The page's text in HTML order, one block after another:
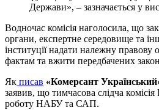
Держави», – зазначається у
Водночас комісія наголосила, що
органи, експертне середовище та
інституції надати належну правову
фактам та вжити передбачених
Як писав «Комерсант
заявив, що тимчасова слідча
роботу НАБУ та САП.